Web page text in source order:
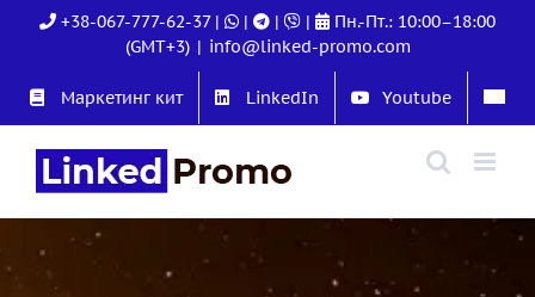
+38-067-777-62-37 | | | |
Пн.-Пт.: 10:00–18:00
(GMT+3) | info@linked-promo.com
Маркетинг кит LinkedIn Youtube